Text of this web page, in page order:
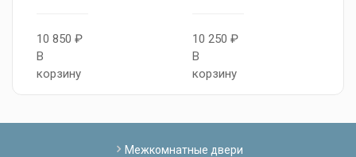
10 850 ₽
В
корзину
10 250 ₽
В
корзину
Межкомнатные двери